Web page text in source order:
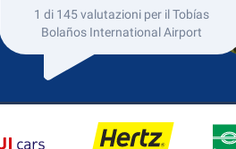
1 di 145 valutazioni per il Tobías
Bolaños International Airport